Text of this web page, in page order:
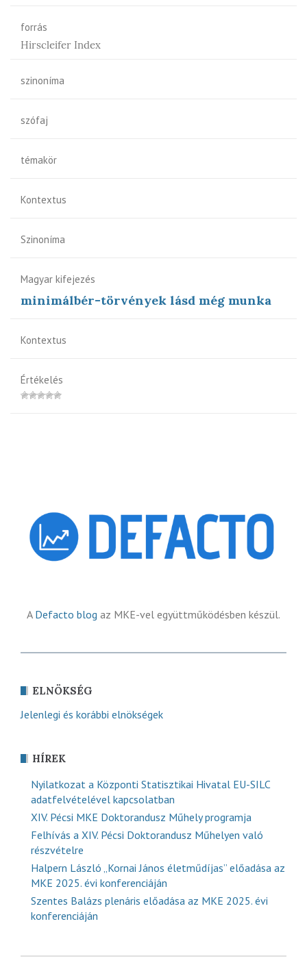
forrás
Hirscleifer Index
szinoníma
szófaj
témakör
Kontextus
Szinoníma
Magyar kifejezés
minimálbér-törvények lásd még munka
Kontextus
Értékelés
A Defacto blog az MKE-vel együttműködésben készül.
ELNÖKSÉG
Jelenlegi és korábbi elnökségek
HÍREK
Nyilatkozat a Központi Statisztikai Hivatal EU-SILC
adatfelvételével kapcsolatban
XIV. Pécsi MKE Doktorandusz Műhely programja
Felhívás a XIV. Pécsi Doktorandusz Műhelyen való
részvételre
Halpern László „Kornai János életműdíjas” előadása az
MKE 2025. évi konferenciáján
Szentes Balázs plenáris előadása az MKE 2025. évi
konferenciáján